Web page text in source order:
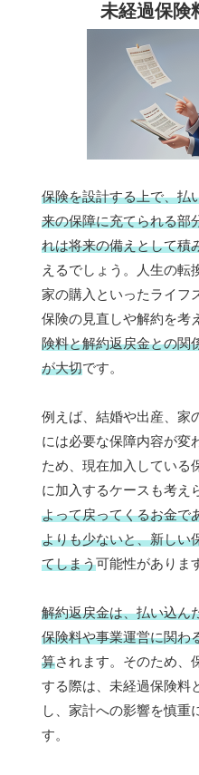
未経過保険
保険を設計する上で、払
来の保障に充てられる部
れは将来の備えとして積
えるでしょう。人生の転
家の購入といったライフ
保険の見直しや解約を考
険料と解約返戻金との関
が大切です。
例えば、結婚や出産、家
には必要な保障内容が変
ため、現在加入している
に加入するケースも考え
よって戻ってくるお金で
よりも少ないと、新しい
てしまう可能性がありま
解約返戻金は、払い込ん
保険料や事業運営に関わ
算されます。そのため、
する際は、未経過保険料
し、家計への影響を慎重
す。